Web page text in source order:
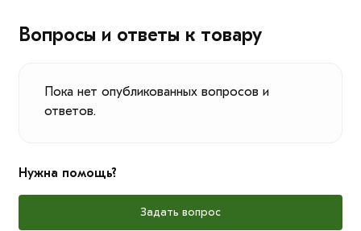
Вопросы и ответы к товару
Пока нет опубликованных вопросов и
ответов.
Нужна помощь?
Задать вопрос